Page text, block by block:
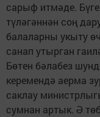
сарыф итмәде.
түләгәннән соң
балаларны укыту
санап утырган
Бөтен бәлабез
керемендә аерма
саклау
сумнан артык. Ә